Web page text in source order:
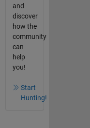
and
discover
how the
community
can
help
you!
Start
Hunting!